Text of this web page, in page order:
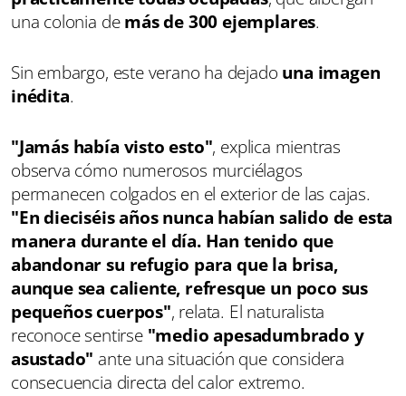
una colonia demás de 300 ejemplares.
Sin embargo, este verano ha dejado una imagen
inédita.
"Jamás había visto esto", explica mientras
observa cómo numerosos murciélagos
permanecen colgados en el exterior de las cajas.
"En dieciséis años nunca habían salido de esta
manera durante el día. Han tenido que
abandonar su refugio para que la brisa,
aunque sea caliente, refresque un poco sus
pequeños cuerpos", relata. El naturalista
reconoce sentirse "medio apesadumbrado y
asustado" ante una situación que considera
consecuencia directa del calor extremo.